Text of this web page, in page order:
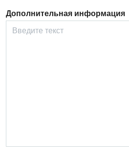
Для детей
Детская аллергология
Дополнительная информация